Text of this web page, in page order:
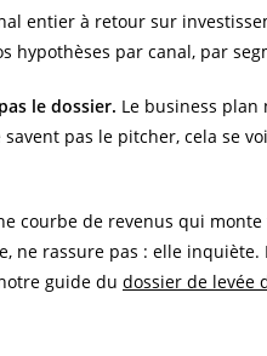
entier à retour sur
hypothèses par canal, par
le dossier. Le business plan
pas le pitcher, cela se
courbe de revenus qui
ne rassure pas : elle
guide du dossier de levée